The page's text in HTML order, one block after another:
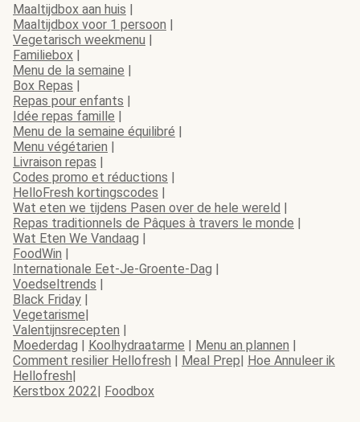
Maaltijdbox aan huis |
Maaltijdbox voor 1 persoon |
Vegetarisch weekmenu |
Familiebox |
Menu de la semaine |
Box Repas |
Repas pour enfants |
Idée repas famille |
Menu de la semaine équilibré |
Menu végétarien |
Livraison repas |
Codes promo et réductions |
HelloFresh kortingscodes |
Wat eten we tijdens Pasen over de hele wereld |
Repas traditionnels de Pâques à travers le monde |
Wat Eten We Vandaag |
FoodWin |
Internationale Eet-Je-Groente-Dag |
Voedseltrends |
Black Friday |
Vegetarisme|
Valentijnsrecepten |
Moederdag | Koolhydraatarme | Menu an plannen |
Comment resilier Hellofresh | Meal Prep| Hoe Annuleer ik
Hellofresh|
Kerstbox 2022| Foodbox